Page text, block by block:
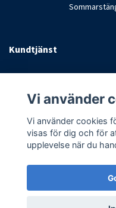
Kundtjänst
©
Vi använder
Vi använder cookies
visas för dig och för
upplevelse när du